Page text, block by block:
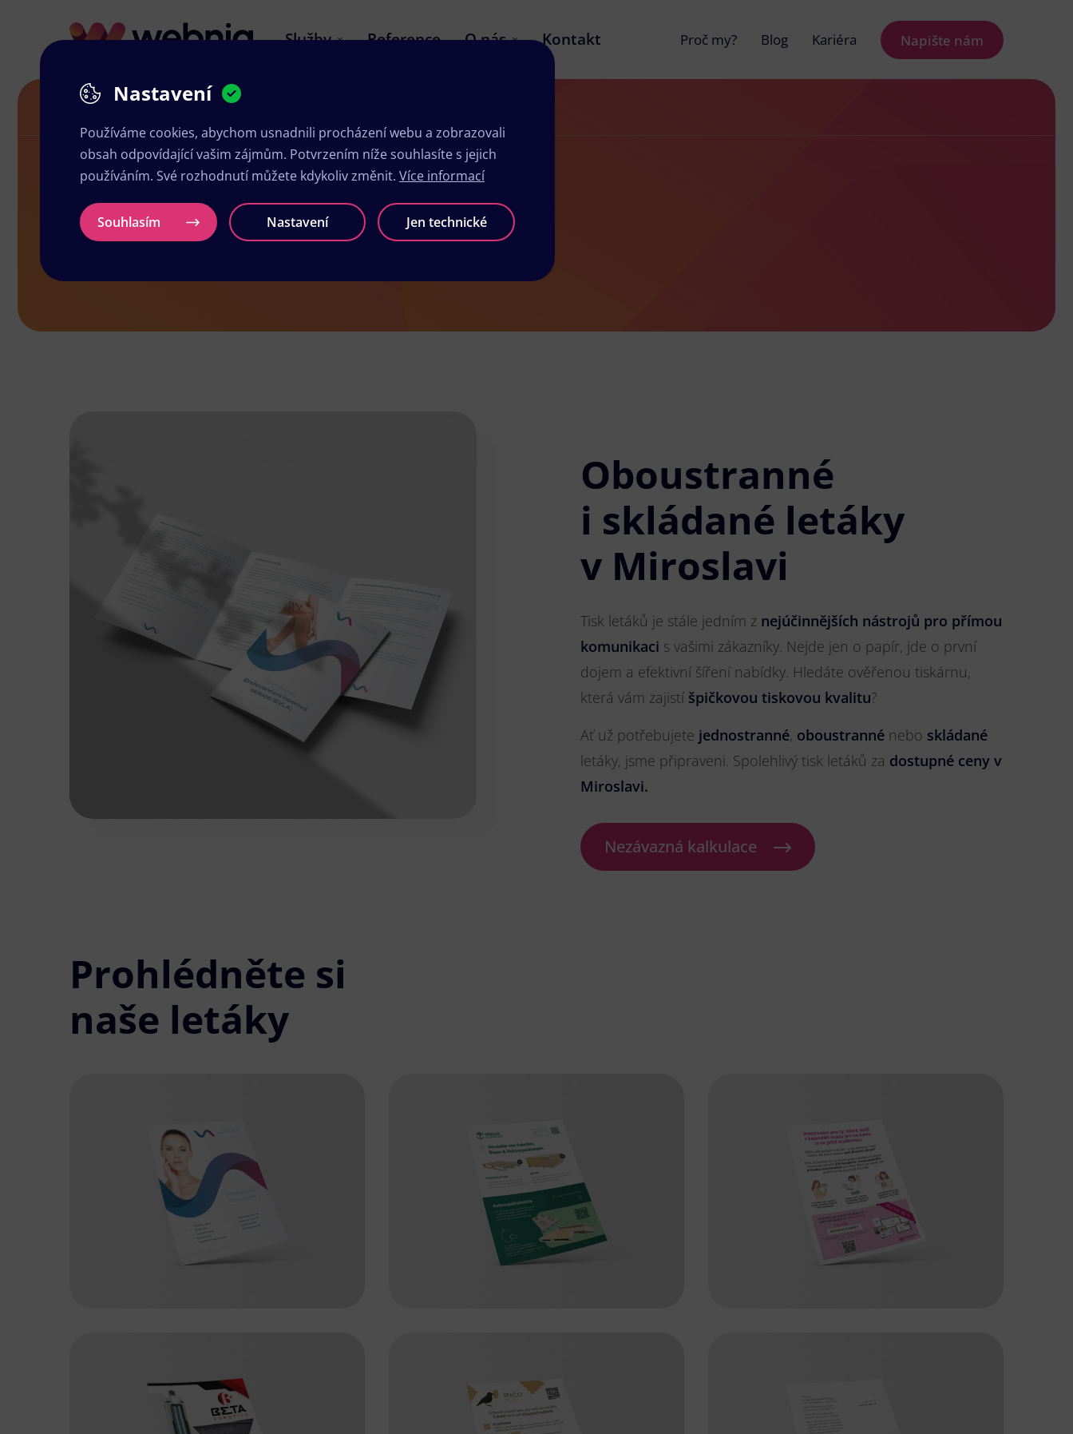
Služby Reference O nás Kontakt Proč my? Blog Kariéra Napište nám
Letáky v Miroslavi
Oboustranné
i skládané letáky
v Miroslavi
Tisk letáků je stále jedním z nejúčinnějších nástrojů pro přímou
komunikaci s vašimi zákazníky. Nejde jen o papír, jde o první
dojem a efektivní šíření nabídky. Hledáte ověřenou tiskárnu,
která vám zajistí špičkovou tiskovou kvalitu?
Ať už potřebujete jednostranné, oboustranné nebo skládané
letáky, jsme připraveni. Spolehlivý tisk letáků za dostupné ceny v
Miroslavi.
Nezávazná kalkulace
Prohlédněte si
naše letáky
Nastavení
Používáme cookies, abychom usnadnili procházení webu a zobrazovali
obsah odpovídající vašim zájmům. Potvrzením níže souhlasíte s jejich
používáním. Své rozhodnutí můžete kdykoliv změnit. Více informací
Souhlasím Nastavení Jen technické